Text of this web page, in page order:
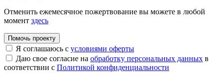
Отменить ежемесячное пожертвование вы можете в любой
момент здесь
Помочь проекту
Я соглашаюсь с условиями оферты
Даю свое согласие на обработку персональных данных в
соответствии с Политикой конфиденциальности